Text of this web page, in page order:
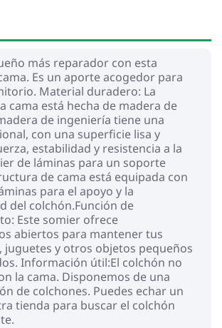
más reparador con esta
Es un aporte acogedor para
Material duradero: La
cama está hecha de madera de
de ingeniería tiene una
con una superficie lisa y
estabilidad y resistencia a la
de láminas para un soporte
de cama está equipada con
para el apoyo y la
del colchón.Función de
Este somier ofrece
abiertos para mantener tus
juguetes y otros objetos pequeños
Información útil:El colchón no
la cama. Disponemos de una
de colchones. Puedes echar un
tienda para buscar el colchón